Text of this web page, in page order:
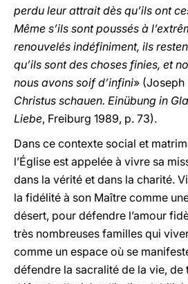
perdu leur attrait dès qu’ils ont
Même s’ils sont poussés à
renouvelés indéfiniment, ils
qu’ils sont des choses finies, et
nous avons soif d’infini»
Christus schauen. Einübung in
Liebe, Freiburg 1989, p. 73).
Dans ce contexte social et
l’Église est appelée à vivre sa
dans la vérité et dans la charité.
la fidélité à son Maître comme
désert, pour défendre l’amour
très nombreuses familles qui
comme un espace où se
défendre la sacralité de la vie, de